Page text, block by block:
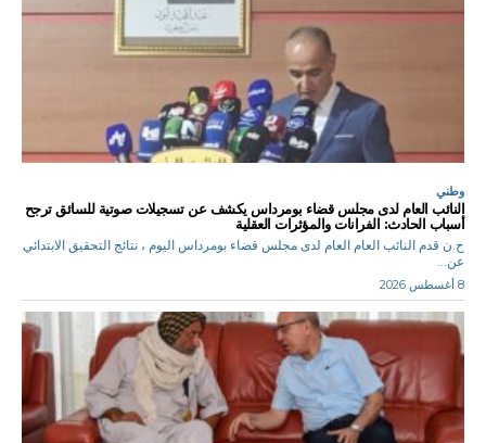
وطني
النائب العام لدى مجلس قضاء بومرداس يكشف عن تسجيلات صوتية للسائق ترجح
أسباب الحادث: الفرانات والمؤثرات العقلية
ح.ن قدم النائب العام العام لدى مجلس قضاء بومرداس اليوم ، نتائج التحقيق الابتدائي
عن...
8 أغسطس 2026